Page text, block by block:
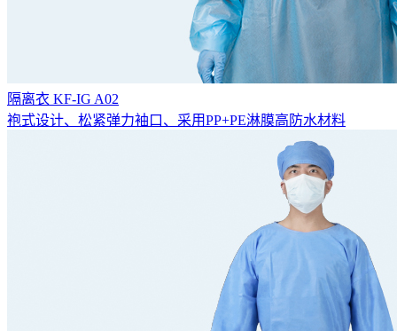
隔离衣 KF-IG A02
袍式设计、松紧弹力袖口、采用PP+PE淋膜高防水材料